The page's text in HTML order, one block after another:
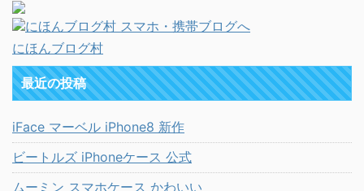
にほんブログ村
最近の投稿
iFace マーベル iPhone8 新作
ビートルズ iPhoneケース 公式
ムーミン スマホケース かわいい